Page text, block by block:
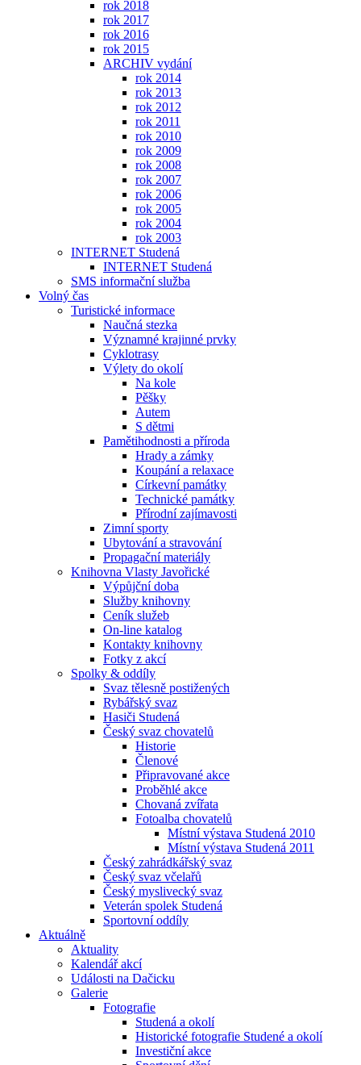
rok 2018
rok 2017
rok 2016
rok 2015
ARCHIV vydání
rok 2014
rok 2013
rok 2012
rok 2011
rok 2010
rok 2009
rok 2008
rok 2007
rok 2006
rok 2005
rok 2004
rok 2003
INTERNET Studená
INTERNET Studená
SMS informační služba
Volný čas
Turistické informace
Naučná stezka
Významné krajinné prvky
Cyklotrasy
Výlety do okolí
Na kole
Pěšky
Autem
S dětmi
Pamětihodnosti a příroda
Hrady a zámky
Koupání a relaxace
Církevní památky
Technické památky
Přírodní zajímavosti
Zimní sporty
Ubytování a stravování
Propagační materiály
Knihovna Vlasty Javořické
Výpůjční doba
Služby knihovny
Ceník služeb
On-line katalog
Kontakty knihovny
Fotky z akcí
Spolky & oddíly
Svaz tělesně postižených
Rybářský svaz
Hasiči Studená
Český svaz chovatelů
Historie
Členové
Připravované akce
Proběhlé akce
Chovaná zvířata
Fotoalba chovatelů
Místní výstava Studená 2010
Místní výstava Studená 2011
Český zahrádkářský svaz
Český svaz včelařů
Český myslivecký svaz
Veterán spolek Studená
Sportovní oddíly
Aktuálně
Aktuality
Kalendář akcí
Události na Dačicku
Galerie
Fotografie
Studená a okolí
Historické fotografie Studené a okolí
Investiční akce